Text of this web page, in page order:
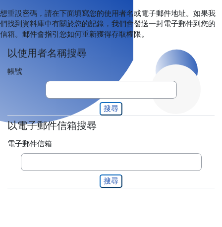
想重設密碼，請在下面填寫您的使用者名或電子郵件地址。如果我
們找到資料庫中有關於您的記錄，我們會發送一封電子郵件到您的
信箱。郵件會指引您如何重新獲得存取權限。
以使用者名稱搜尋
以使用者名稱搜尋
帳號
以電子郵件信箱搜尋
以電子郵件信箱搜尋
電子郵件信箱